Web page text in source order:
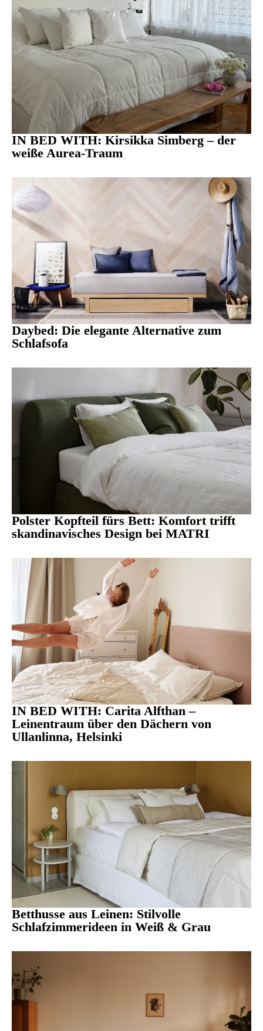
IN BED WITH: Kirsikka Simberg – der
weiße Aurea-Traum
Daybed: Die elegante Alternative zum
Schlafsofa
Polster Kopfteil fürs Bett: Komfort trifft
skandinavisches Design bei MATRI
IN BED WITH: Carita Alfthan –
Leinentraum über den Dächern von
Ullanlinna, Helsinki
Betthusse aus Leinen: Stilvolle
Schlafzimmerideen in Weiß & Grau